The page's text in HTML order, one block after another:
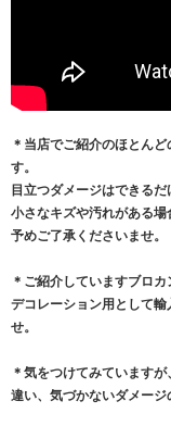
＊当店でご紹介のほとん
す。
目立つダメージはできる
小さなキズや汚れがある
予めご了承くださいませ。
＊ご紹介していますブロ
デコレーション用として
せ。
＊気をつけてみています
違い、気づかないダメージ